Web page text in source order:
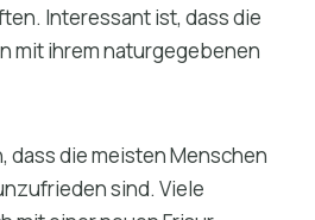
Interessant ist, dass die
mit ihrem naturgegebenen
dass die meisten Menschen
sind. Viele